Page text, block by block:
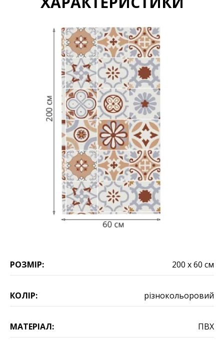
РОЗМІР: 200 х 60 см
КОЛІР: різнокольоровий
МАТЕРІАЛ: ПВХ